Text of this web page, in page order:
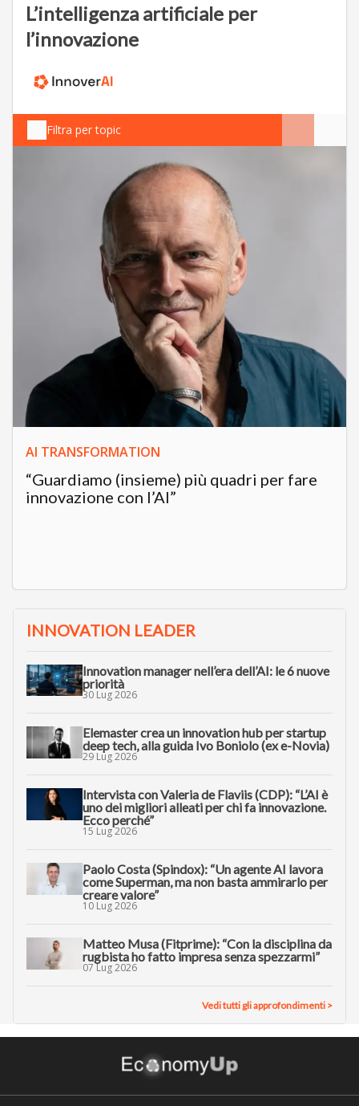
L’intelligenza artificiale per
l’innovazione
Filtra per topic
AI TRANSFORMATION
“Guardiamo (insieme) più quadri per fare
innovazione con l’AI”
INNOVATION LEADER
Innovation manager nell’era dell’AI: le 6 nuove
priorità
30 Lug 2026
Elemaster crea un innovation hub per startup
deep tech, alla guida Ivo Boniolo (ex e-Novia)
29 Lug 2026
Intervista con Valeria de Flaviis (CDP): “L’AI è
uno dei migliori alleati per chi fa innovazione.
Ecco perché”
15 Lug 2026
Paolo Costa (Spindox): “Un agente AI lavora
come Superman, ma non basta ammirarlo per
creare valore”
10 Lug 2026
Matteo Musa (Fitprime): “Con la disciplina da
rugbista ho fatto impresa senza spezzarmi”
07 Lug 2026
Vedi tutti gli approfondimenti >